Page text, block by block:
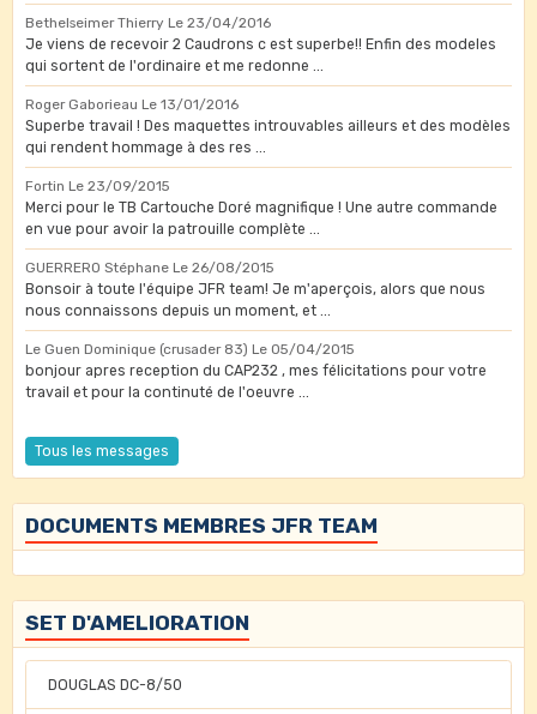
Bethelseimer Thierry Le 23/04/2016
Je viens de recevoir 2 Caudrons c est superbe!! Enfin des modeles
qui sortent de l'ordinaire et me redonne ...
Roger Gaborieau Le 13/01/2016
Superbe travail ! Des maquettes introuvables ailleurs et des modèles
qui rendent hommage à des res ...
Fortin Le 23/09/2015
Merci pour le TB Cartouche Doré magnifique ! Une autre commande
en vue pour avoir la patrouille complète ...
GUERRERO Stéphane Le 26/08/2015
Bonsoir à toute l'équipe JFR team! Je m'aperçois, alors que nous
nous connaissons depuis un moment, et ...
Le Guen Dominique (crusader 83) Le 05/04/2015
bonjour apres reception du CAP232 , mes félicitations pour votre
travail et pour la continuté de l'oeuvre ...
Tous les messages
DOCUMENTS MEMBRES JFR TEAM
SET D'AMELIORATION
DOUGLAS DC-8/50